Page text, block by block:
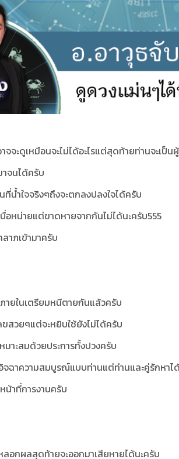
จะดูเหมือนจะไม่ได้อะไรแต่สุดท้ายท่านจะเป็
จนได้ครับ
น้ำใจจริงๆถึงจะตกลงปลงใจได้ครับ
หน่ายแต่ขาดหายจากกันไม่ได้นะครับ555
าภเข้ามาครับ
ยในเตรียมหนีตายกันแล้วครับ
ขสวยๆแต่จะหยิบใช้ยังไม่ได้ครับ
าะสมด้วยประการทั้งปวงครับ
ฉาความสมบูรณ์แบบท่านแต่ท่านและคู่รักหาไ
น้าที่การงานครับ
อกผลสุดท้ายจะออกมาเสียหายได้นะครับ